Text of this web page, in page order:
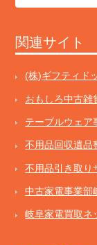
関連サイト
(株)ギフティド
おもしろ中古雑
テーブルウェア
不用品回収遺品
不用品引き取り
中古家電事業部
岐阜家電買取ネ